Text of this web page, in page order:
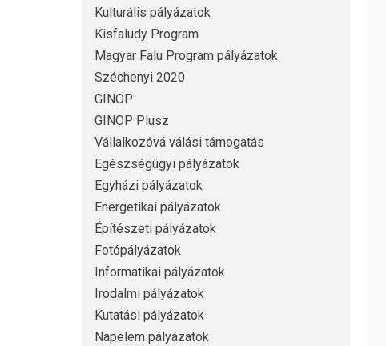
Kulturális pályázatok
Kisfaludy Program
Magyar Falu Program pályázatok
Széchenyi 2020
GINOP
GINOP Plusz
Vállalkozóvá válási támogatás
Egészségügyi pályázatok
Egyházi pályázatok
Energetikai pályázatok
Építészeti pályázatok
Fotópályázatok
Informatikai pályázatok
Irodalmi pályázatok
Kutatási pályázatok
Napelem pályázatok